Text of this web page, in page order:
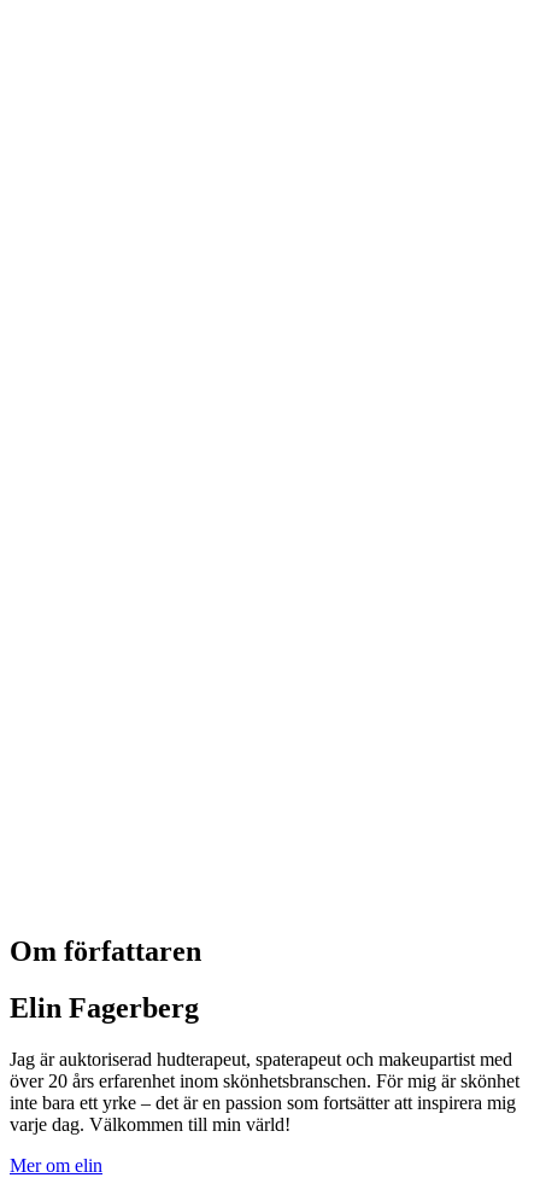
Om författaren
Elin Fagerberg
Jag är auktoriserad hudterapeut, spaterapeut och makeupartist med
över 20 års erfarenhet inom skönhetsbranschen. För mig är skönhet
inte bara ett yrke – det är en passion som fortsätter att inspirera mig
varje dag. Välkommen till min värld!
Mer om elin